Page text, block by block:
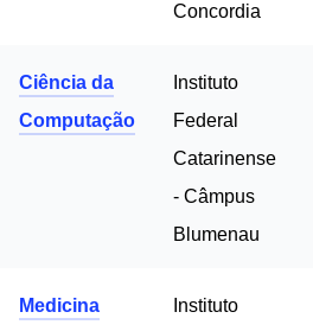
Concordia
Ciência da
Computação
Instituto
Federal
Catarinense
- Câmpus
Blumenau
Medicina Instituto